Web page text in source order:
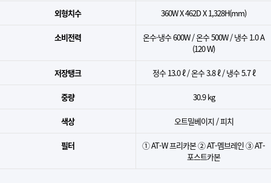
외형치수 360W X 462D X 1,328H(mm)
소비전력
​온수·냉수 600W / 온수 500W / 냉수 1.0 A
(120 W)​
저장탱크 ​정수 13.0 ℓ / 온수 3.8 ℓ / 냉수 5.7 ℓ​
중량 30.9 kg
색상 오트밀베이지 / 피치
필터
① AT-W 프리카본 ② AT-멤브레인 ③ AT-
포스트카본